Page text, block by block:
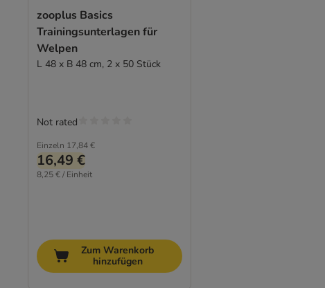
zooplus Basics
Trainingsunterlagen für
Welpen
L 48 x B 48 cm, 2 x 50 Stück
Einzeln 17,84 €
16,49 €
8,25 € / Einheit
Not rated
Zum Warenkorb
hinzufügen